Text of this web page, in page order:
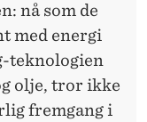
nå som de
med energi
teknologien
olje, tror ikke
fremgang i